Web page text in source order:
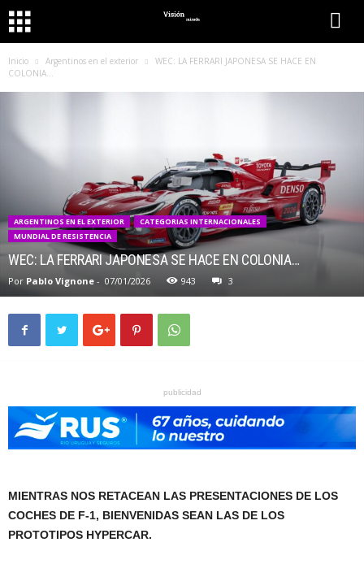
Inicio Argentinos en el exterior
WEC: LA FERRARI JAPONESA SE HACE EN
COLONIA…
ARGENTINOS EN EL EXTERIOR
CATEGORIAS INTERNACIONALES
MUNDIAL DE RESISTENCIA
WEC: LA FERRARI JAPONESA SE HACE EN COLONIA…
Por Pablo Vignone - 07/01/2026 943 3
publicidad
MIENTRAS NOS RETACEAN LAS PRESENTACIONES DE LOS
COCHES DE F-1, BIENVENIDAS SEAN LAS DE LOS
PROTOTIPOS HYPERCAR.